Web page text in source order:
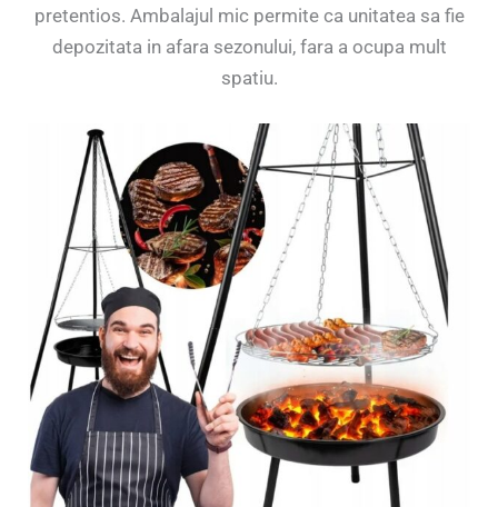
pretentios. Ambalajul mic permite ca unitatea sa fie
depozitata in afara sezonului, fara a ocupa mult
spatiu.